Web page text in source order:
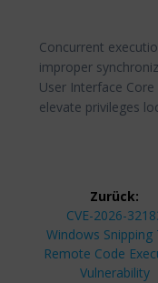
Concurrent
improper
User Interface
elevate privileges
Zurück:
Vorheriger
Beitrag:
CVE-2026-
Windows Snipping
Remote Code
Vulnerability